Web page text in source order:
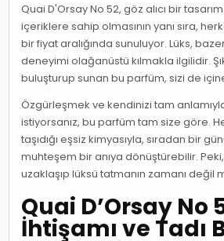
Quai D'Orsay No 52, göz alıcı bir
içeriklere sahip olmasının yanı sıra,
bir fiyat aralığında sunuluyor. Lüks,
deneyimi olağanüstü kılmakla ilgilidir.
buluşturup sunan bu parfüm, sizi de
Özgürleşmek ve kendinizi tam
istiyorsanız, bu parfüm tam size göre.
taşıdığı eşsiz kimyasıyla, sıradan bir
muhteşem bir anıya dönüştürebilir.
uzaklaşıp lüksü tatmanın zamanı değil
Quai D’Orsay No
İhtişamı ve Tadı